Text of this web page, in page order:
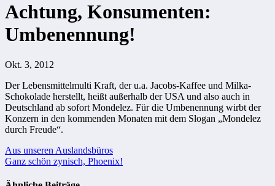
Achtung, Konsumenten:
Umbenennung!
Okt. 3, 2012
Der Lebensmittelmulti Kraft, der u.a. Jacobs-Kaffee und Milka-
Schokolade herstellt, heißt außerhalb der USA und also auch in
Deutschland ab sofort Mondelez. Für die Umbenennung wirbt der
Konzern in den kommenden Monaten mit dem Slogan „Mondelez
durch Freude“.
Beitragsnavigation
Aus unseren Auslandsbüros
Ganz schön zynisch, Phoenix!